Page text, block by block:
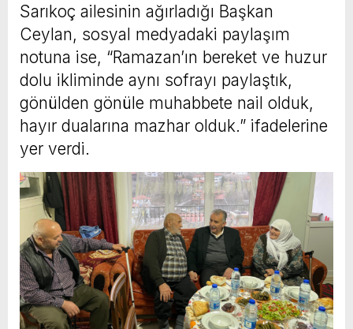
Sarıkoç ailesinin ağırladığı Başkan
Ceylan, sosyal medyadaki paylaşım
notuna ise, “Ramazan’ın bereket ve huzur
dolu ikliminde aynı sofrayı paylaştık,
gönülden gönüle muhabbete nail olduk,
hayır dualarına mazhar olduk.” ifadelerine
yer verdi.